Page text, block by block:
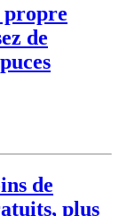
propre
de
de
plus